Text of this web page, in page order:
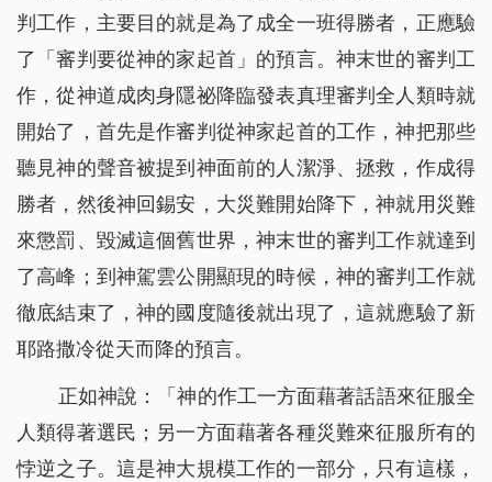
判工作，主要目的就是為了成全一班得勝者，正應驗
了「審判要從神的家起首」的預言。神末世的審判工
作，從神道成肉身隱祕降臨發表真理審判全人類時就
開始了，首先是作審判從神家起首的工作，神把那些
聽見神的聲音被提到神面前的人潔淨、拯救，作成得
勝者，然後神回錫安，大災難開始降下，神就用災難
來懲罰、毀滅這個舊世界，神末世的審判工作就達到
了高峰；到神駕雲公開顯現的時候，神的審判工作就
徹底結束了，神的國度隨後就出現了，這就應驗了新
耶路撒冷從天而降的預言。
正如神說：「神的作工一方面藉著話語來征服全
人類得著選民；另一方面藉著各種災難來征服所有的
悖逆之子。這是神大規模工作的一部分，只有這樣，